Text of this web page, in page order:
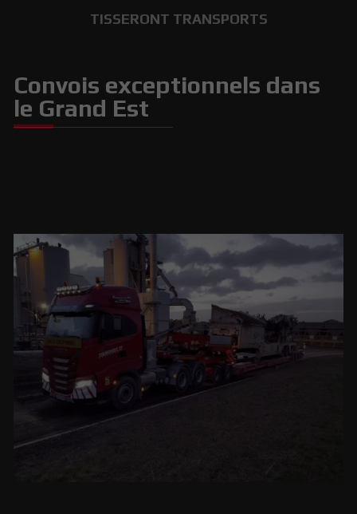
TISSERONT TRANSPORTS
Convois exceptionnels dans
le Grand Est